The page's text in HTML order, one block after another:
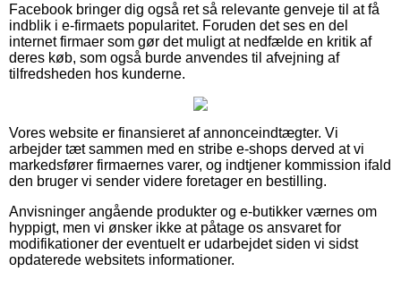
Facebook bringer dig også ret så relevante genveje til at få
indblik i e-firmaets popularitet. Foruden det ses en del
internet firmaer som gør det muligt at nedfælde en kritik af
deres køb, som også burde anvendes til afvejning af
tilfredsheden hos kunderne.
Vores website er finansieret af annonceindtægter. Vi
arbejder tæt sammen med en stribe e-shops derved at vi
markedsfører firmaernes varer, og indtjener kommission ifald
den bruger vi sender videre foretager en bestilling.
Anvisninger angående produkter og e-butikker værnes om
hyppigt, men vi ønsker ikke at påtage os ansvaret for
modifikationer der eventuelt er udarbejdet siden vi sidst
opdaterede websitets informationer.